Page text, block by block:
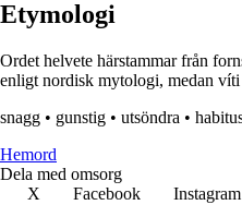
Etymologi
Ordet helvete härstammar från
enligt nordisk mytologi, medan víti
snagg • gunstig • utsöndra •
Hemord
Dela med omsorg
X
Facebook Instagram